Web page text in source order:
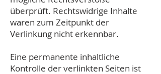
überprüft. Rechtswidrige Inhalte
waren zum Zeitpunkt der
Verlinkung nicht erkennbar.
Eine permanente inhaltliche
Kontrolle der verlinkten Seiten ist